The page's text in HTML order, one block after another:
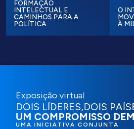
FORMAÇÃO
INTELECTUAL E
CAMINHOS PARA A
POLÍTICA
O
À
Exposição virtual
DOIS LÍDERES,DOIS
UM COMPROMISSO
UMA INICIATIVA CONJUNTA